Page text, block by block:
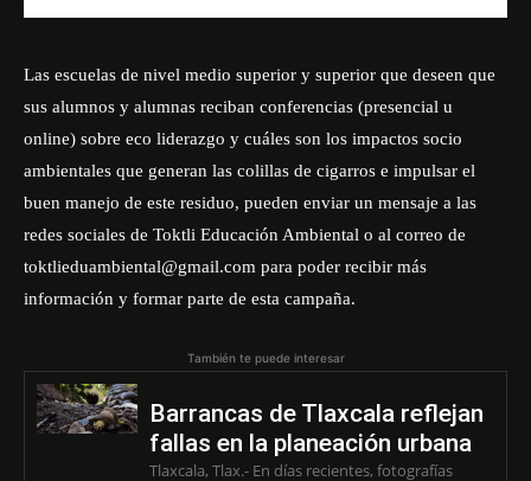
Las escuelas de nivel medio superior y superior que deseen que
sus alumnos y alumnas reciban conferencias (presencial u
online) sobre eco liderazgo y cuáles son los impactos socio
ambientales que generan las colillas de cigarros e impulsar el
buen manejo de este residuo, pueden enviar un mensaje a las
redes sociales de Toktli Educación Ambiental o al correo de
toktlieduambiental@gmail.com para poder recibir más
información y formar parte de esta campaña.
También te puede interesar
Barrancas de Tlaxcala reflejan
fallas en la planeación urbana
Tlaxcala, Tlax.- En días recientes, fotografías